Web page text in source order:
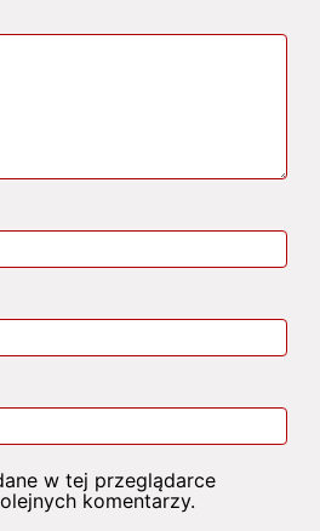
w tej przeglądarce
komentarzy.